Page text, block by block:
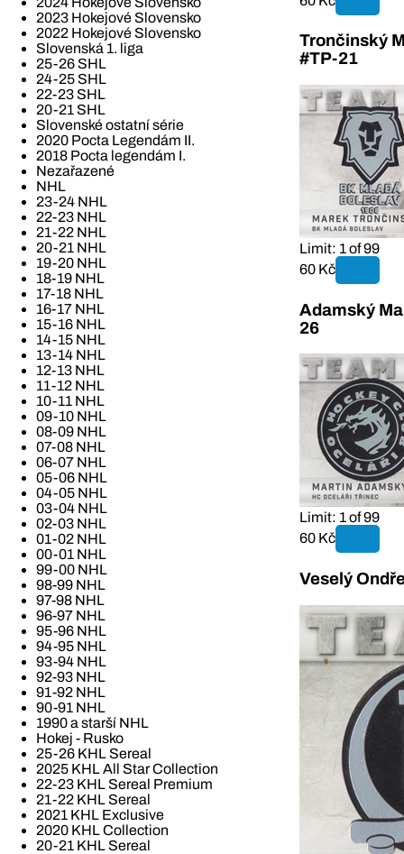
2023 Hokejové Slovensko
2022 Hokejové Slovensko
Slovenská 1. liga
25-26 SHL
24-25 SHL
22-23 SHL
20-21 SHL
Slovenské ostatní série
2020 Pocta Legendám II.
2018 Pocta legendám I.
Nezařazené
NHL
23-24 NHL
22-23 NHL
21-22 NHL
20-21 NHL
19-20 NHL
18-19 NHL
17-18 NHL
16-17 NHL
15-16 NHL
14-15 NHL
13-14 NHL
12-13 NHL
11-12 NHL
10-11 NHL
09-10 NHL
08-09 NHL
07-08 NHL
06-07 NHL
05-06 NHL
04-05 NHL
03-04 NHL
02-03 NHL
01-02 NHL
00-01 NHL
99-00 NHL
98-99 NHL
97-98 NHL
96-97 NHL
95-96 NHL
94-95 NHL
93-94 NHL
92-93 NHL
91-92 NHL
90-91 NHL
1990 a starší NHL
Hokej - Rusko
25-26 KHL Sereal
2025 KHL All Star Collection
22-23 KHL Sereal Premium
21-22 KHL Sereal
2021 KHL Exclusive
2020 KHL Collection
20-21 KHL Sereal
Trončinský
#TP-21
Limit: 1 of 99
60 Kč
Adamský
26
Limit: 1 of 99
60 Kč
Veselý